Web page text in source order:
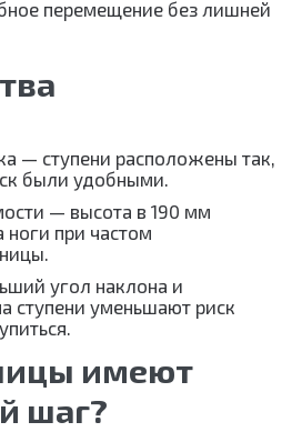
перемещение без лишней
— ступени расположены так,
были удобными.
— высота в 190 мм
ноги при частом
угол наклона и
ступени уменьшают риск
имеют
шаг?